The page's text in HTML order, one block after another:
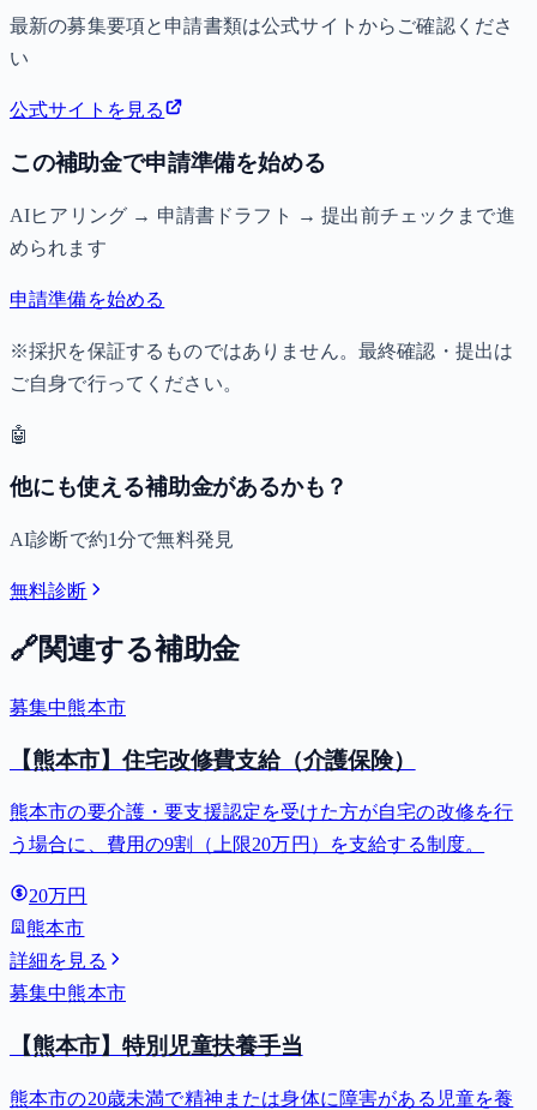
最新の募集要項と申請書類は公式サイトからご確認くださ
い
公式サイトを見る
この補助金で申請準備を始める
AIヒアリング → 申請書ドラフト → 提出前チェックまで進
められます
申請準備を始める
※採択を保証するものではありません。最終確認・提出は
ご自身で行ってください。
🤖
他にも使える補助金があるかも？
AI診断で約1分で無料発見
無料診断
🔗関連する補助金
募集中熊本市
【熊本市】住宅改修費支給（介護保険）
熊本市の要介護・要支援認定を受けた方が自宅の改修を行
う場合に、費用の9割（上限20万円）を支給する制度。
20万円
熊本市
詳細を見る
募集中熊本市
【熊本市】特別児童扶養手当
熊本市の20歳未満で精神または身体に障害がある児童を養